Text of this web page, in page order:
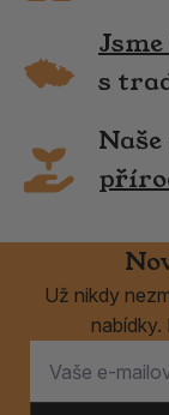
s
Už nikdy
nabídky.